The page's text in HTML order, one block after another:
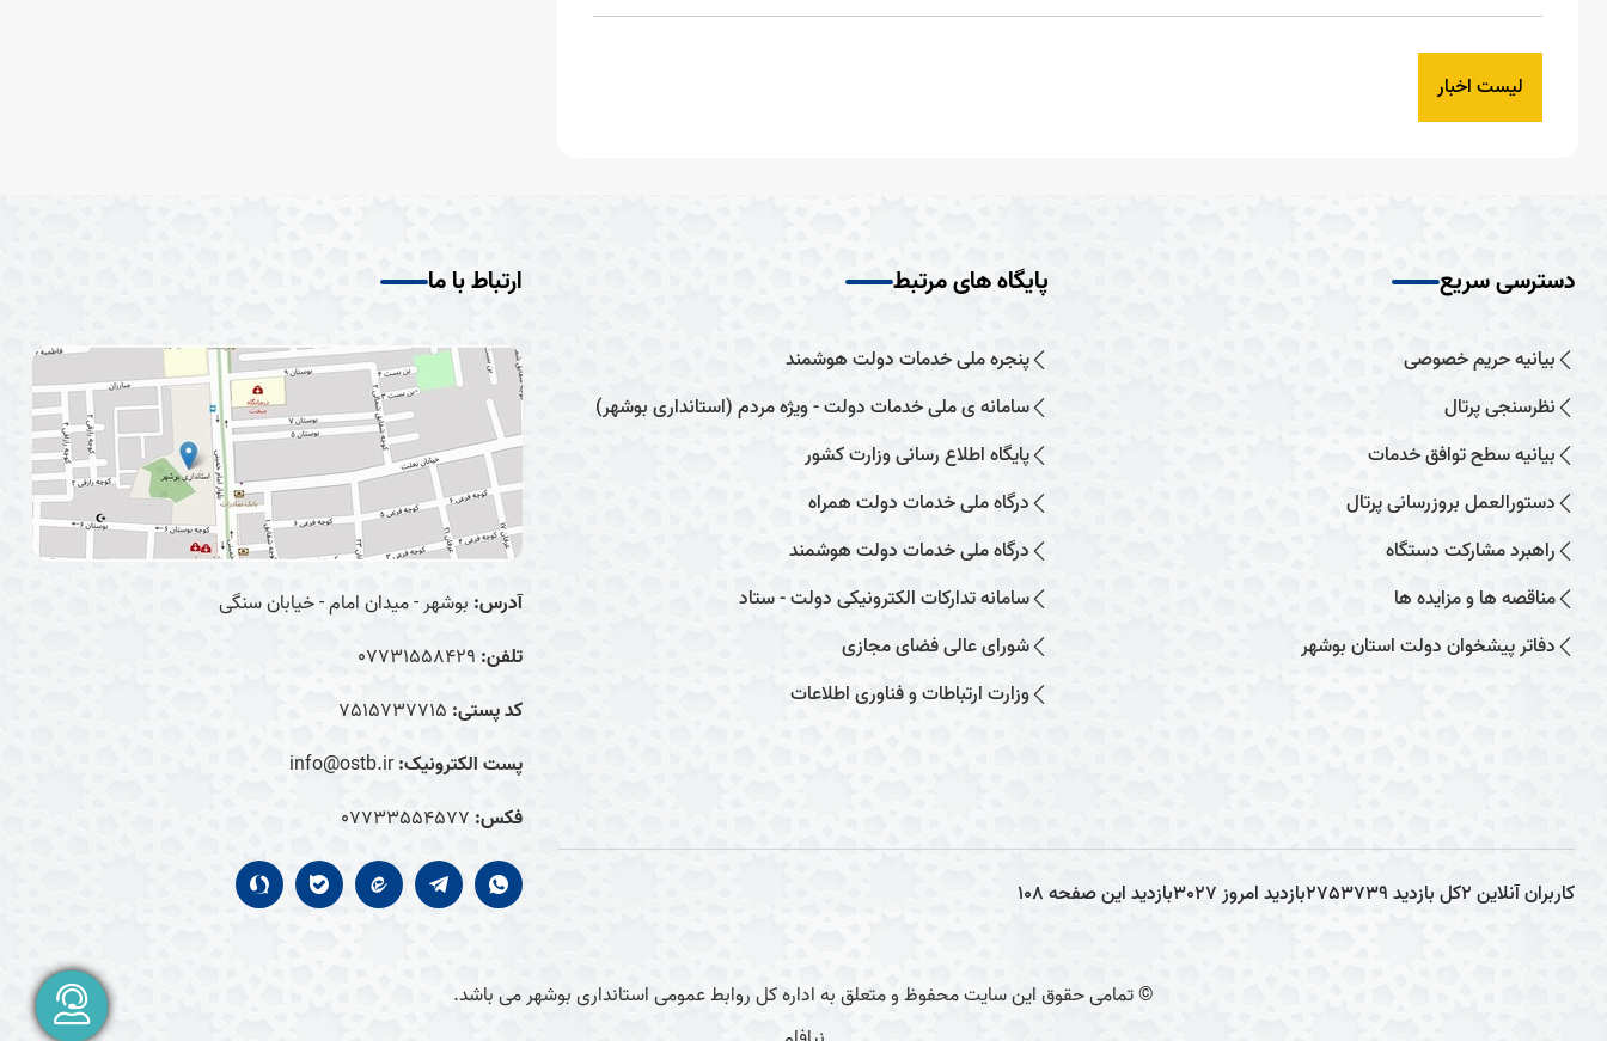
لیست اخبار
دسترسی سریع
بیانیه حریم خصوصی
نظرسنجی پرتال
بیانیه سطح توافق خدمات
دستورالعمل بروزرسانی پرتال
راهبرد مشارکت دستگاه
مناقصه ها و مزایده ها
دفاتر پیشخوان دولت استان بوشهر
پایگاه های مرتبط
پنجره ملی خدمات دولت هوشمند
سامانه ی ملی خدمات دولت - ویژه مردم (استانداری بوشهر)
پایگاه اطلاع رسانی وزارت کشور
درگاه ملی خدمات دولت همراه
درگاه ملی خدمات دولت هوشمند
سامانه تدارکات الکترونیکی دولت - ستاد
شورای عالی فضای مجازی
وزارت ارتباطات و فناوری اطلاعات
ارتباط با ما
آدرس: بوشهر - میدان امام - خیابان سنگی
تلفن: 07731558429
کد پستی: 7515737715
پست الکترونیک:info@ostb.ir
فکس: 07733554577
کاربران آنلاین2کل بازدید2753739بازدید امروز3027بازدید این صفحه108
© تمامی حقوق این سایت محفوظ و متعلق به اداره کل روابط عمومی استانداری بوشهر می باشد.